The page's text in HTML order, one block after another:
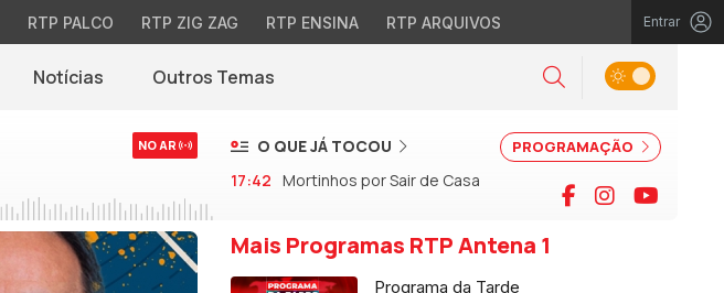
RTP PALCO RTP ZIG ZAG RTP ENSINA RTP ARQUIVOS Entrar
Notícias(abre em nova janela)
Outros Temas Pesquisar
Alternar tema
NO AR PROGRAMAÇÃO
O QUE JÁ TOCOU
17:42 Mortinhos por Sair de Casa Facebook
Instagram
Mais Programas RTP Antena 1
Programa da Tarde